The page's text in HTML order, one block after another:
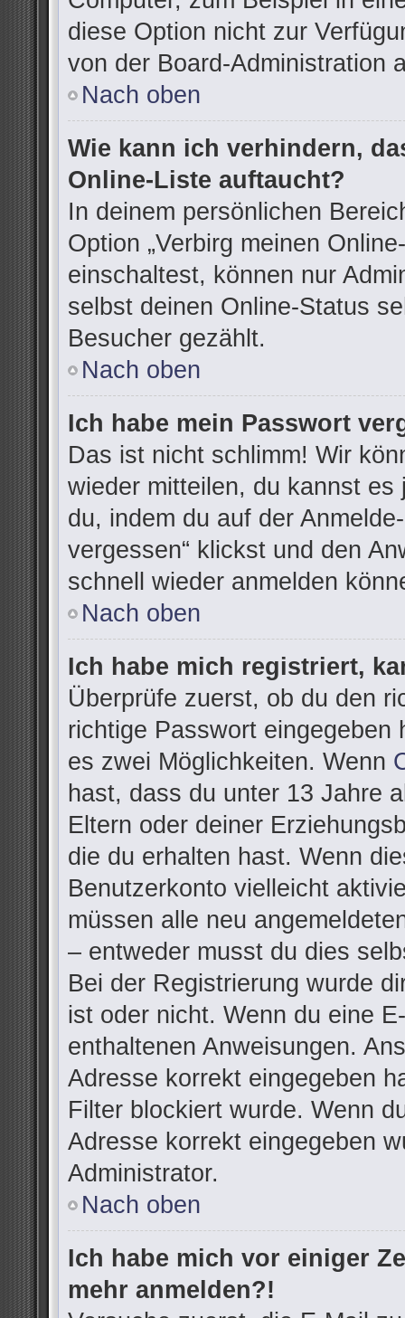
diese Option nicht zur
von der Board-Administration
Nach oben
Wie kann ich verhindern,
Online-Liste auftaucht?
In deinem persönlichen
Option „Verbirg meinen
einschaltest, können nur
selbst deinen Online-Status
Besucher gezählt.
Nach oben
Ich habe mein Passwort
Das ist nicht schlimm! Wir
wieder mitteilen, du kannst
du, indem du auf der
vergessen“ klickst und den
schnell wieder anmelden
Nach oben
Ich habe mich registriert,
Überprüfe zuerst, ob du den
richtige Passwort eingegeben
es zwei Möglichkeiten. Wenn
hast, dass du unter 13 Jahre
Eltern oder deiner
die du erhalten hast. Wenn
Benutzerkonto vielleicht
müssen alle neu
– entweder musst du dies
Bei der Registrierung wurde
ist oder nicht. Wenn du eine
enthaltenen Anweisungen.
Adresse korrekt eingegeben
Filter blockiert wurde. Wenn
Adresse korrekt eingegeben
Administrator.
Nach oben
Ich habe mich vor einiger
mehr anmelden?!